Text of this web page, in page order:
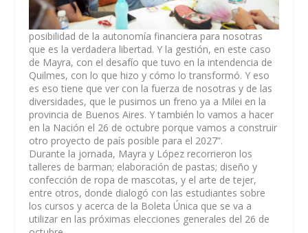
posibilidad de la autonomía financiera para nosotras
que es la verdadera libertad. Y la gestión, en este caso
de Mayra, con el desafío que tuvo en la intendencia de
Quilmes, con lo que hizo y cómo lo transformó. Y eso
es eso tiene que ver con la fuerza de nosotras y de las
diversidades, que le pusimos un freno ya a Milei en la
provincia de Buenos Aires. Y también lo vamos a hacer
en la Nación el 26 de octubre porque vamos a construir
otro proyecto de país posible para el 2027”.
Durante la jornada, Mayra y López recorrieron los
talleres de barman; elaboración de pastas; diseño y
confección de ropa de mascotas, y el arte de tejer,
entre otros, donde dialogó con las estudiantes sobre
los cursos y acerca de la Boleta Única que se va a
utilizar en las próximas elecciones generales del 26 de